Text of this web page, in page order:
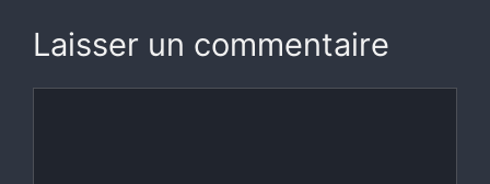
Laisser un commentaire